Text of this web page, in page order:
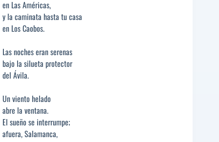
en Las Américas,
y la caminata hasta tu casa
en Los Caobos.
Las noches eran serenas
bajo la silueta protector
del Ávila.
Un viento helado
abre la ventana.
El sueño se interrumpe;
afuera, Salamanca,